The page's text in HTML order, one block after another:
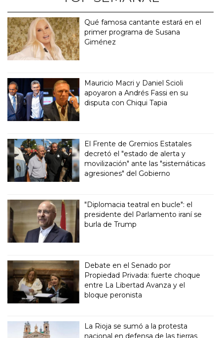
Qué famosa cantante estará en el
primer programa de Susana
Giménez
Mauricio Macri y Daniel Scioli
apoyaron a Andrés Fassi en su
disputa con Chiqui Tapia
El Frente de Gremios Estatales
decretó el "estado de alerta y
movilización" ante las "sistemáticas
agresiones" del Gobierno
"Diplomacia teatral en bucle": el
presidente del Parlamento iraní se
burla de Trump
Debate en el Senado por
Propiedad Privada: fuerte choque
entre La Libertad Avanza y el
bloque peronista
La Rioja se sumó a la protesta
nacional en defensa de las tierras